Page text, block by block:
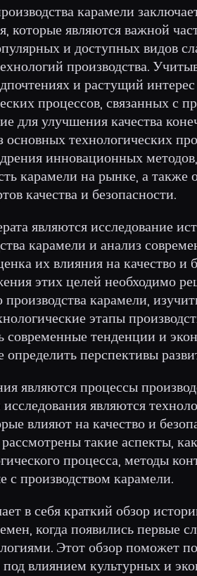
карамели
которые являются важной
и доступных видов
производства.
и растущий
процессов, связанных с
для улучшения качества
основных технологических
инновационных
карамели на рынке, а также
качества и безопасности.
являются исследование
карамели и анализ
их влияния на качество и
этих целей необходимо
карамели,
этапы
современные тенденции и
определить перспективы
являются процессы
являются
влияют на качество и
такие аспекты,
процесса, методы
с производством карамели.
в себя краткий обзор
когда появились первые
Этот обзор поможет
влиянием культурных и